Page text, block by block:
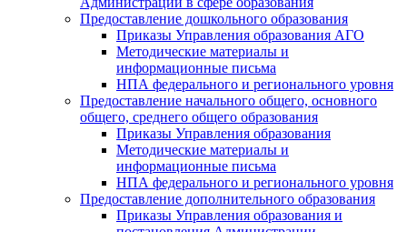
Предоставление дошкольного образования
Приказы Управления образования АГО
Методические материалы и
информационные письма
НПА федерального и регионального уровня
Предоставление начального общего, основного
общего, среднего общего образования
Приказы Управления образования
Методические материалы и
информационные письма
НПА федерального и регионального уровня
Предоставление дополнительного образования
Приказы Управления образования и